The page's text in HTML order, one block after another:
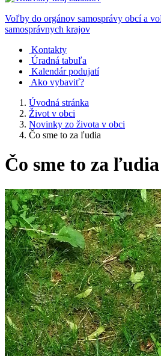
Voľby do orgánov samosprávy obcí a
samosprávnych krajov
Kontakty
Úradná tabuľa
Kalendár podujatí
Ako vybaviť?
Úvodná stránka
Život v obci
Novinky zo života v obci
Čo sme to za ľudia
Čo sme to za ľudia